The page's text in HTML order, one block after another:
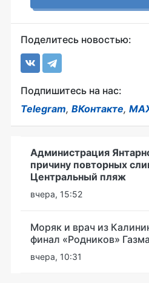
Поделитесь новостью:
Подпишитесь на нас:
Telegram, ВКонтакте,
Администрация
причину повторных
Центральный пляж
вчера, 15:52
Моряк и врач из
финал «Родников»
вчера, 10:31